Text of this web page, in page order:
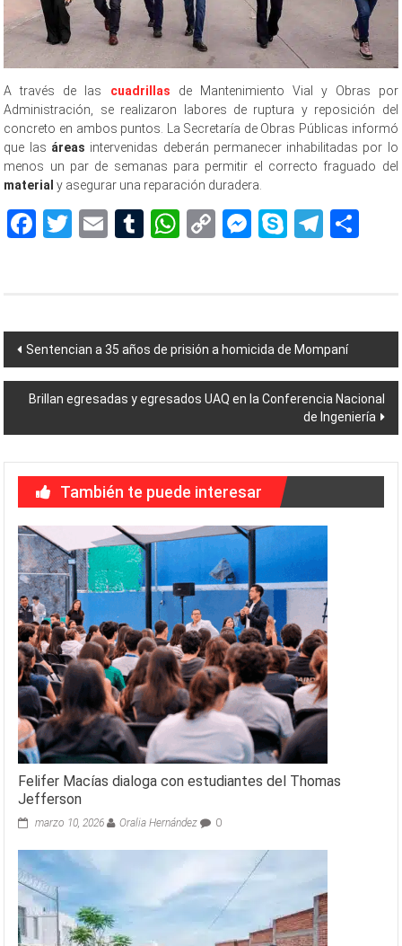
A través de las cuadrillas
de Mantenimiento Vial y Obras por
Administración, se realizaron labores de ruptura y reposición del
concreto en ambos puntos. La Secretaría de Obras Públicas informó
que las áreas intervenidas deberán permanecer inhabilitadas por lo
menos un par de semanas para permitir el correcto fraguado del
material y asegurar una reparación duradera.
Facebook
Twitter
EmailTumblr
WhatsApp
CopyMessenger
Skype
Navegación
de
entradas
Sentencian a 35 años de prisión a homicida de Mompaní
Brillan egresadas y egresados UAQ en la Conferencia Nacional
de Ingeniería
También te puede interesar
Felifer Macías dialoga con estudiantes del Thomas
Jefferson
marzo 10, 2026 Oralia Hernández 0